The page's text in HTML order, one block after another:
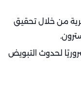
من خلال تحقيق
لحدوث التبويض